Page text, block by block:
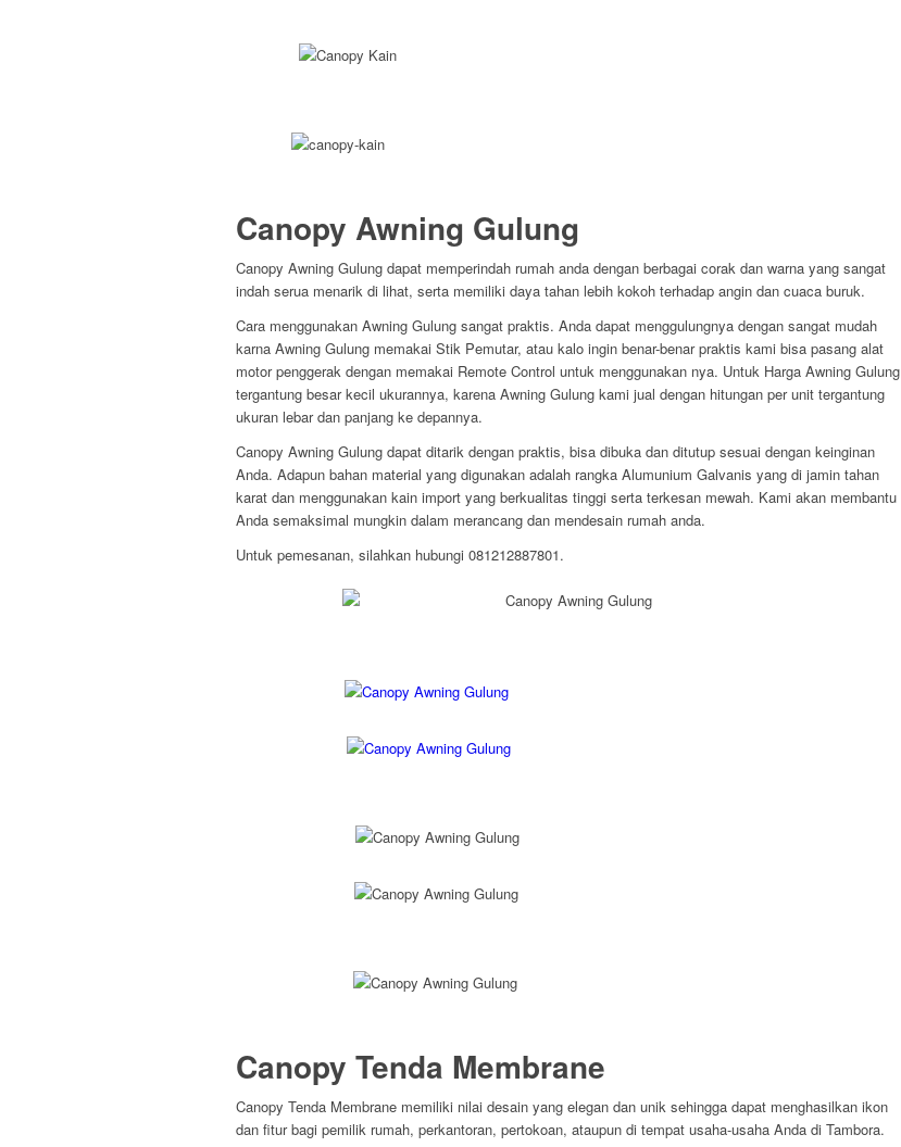
Canopy Awning Gulung
Canopy Awning Gulung dapat memperindah rumah anda dengan berbagai corak dan warna yang sangat
indah serua menarik di lihat, serta memiliki daya tahan lebih kokoh terhadap angin dan cuaca buruk.
Cara menggunakan Awning Gulung sangat praktis. Anda dapat menggulungnya dengan sangat mudah
karna Awning Gulung memakai Stik Pemutar, atau kalo ingin benar-benar praktis kami bisa pasang alat
motor penggerak dengan memakai Remote Control untuk menggunakan nya. Untuk Harga Awning Gulung
tergantung besar kecil ukurannya, karena Awning Gulung kami jual dengan hitungan per unit tergantung
ukuran lebar dan panjang ke depannya.
Canopy Awning Gulung dapat ditarik dengan praktis, bisa dibuka dan ditutup sesuai dengan keinginan
Anda. Adapun bahan material yang digunakan adalah rangka Alumunium Galvanis yang di jamin tahan
karat dan menggunakan kain import yang berkualitas tinggi serta terkesan mewah. Kami akan membantu
Anda semaksimal mungkin dalam merancang dan mendesain rumah anda.
Untuk pemesanan, silahkan hubungi 081212887801.
Canopy Tenda Membrane
Canopy Tenda Membrane memiliki nilai desain yang elegan dan unik sehingga dapat menghasilkan ikon
dan fitur bagi pemilik rumah, perkantoran, pertokoan, ataupun di tempat usaha-usaha Anda di Tambora.